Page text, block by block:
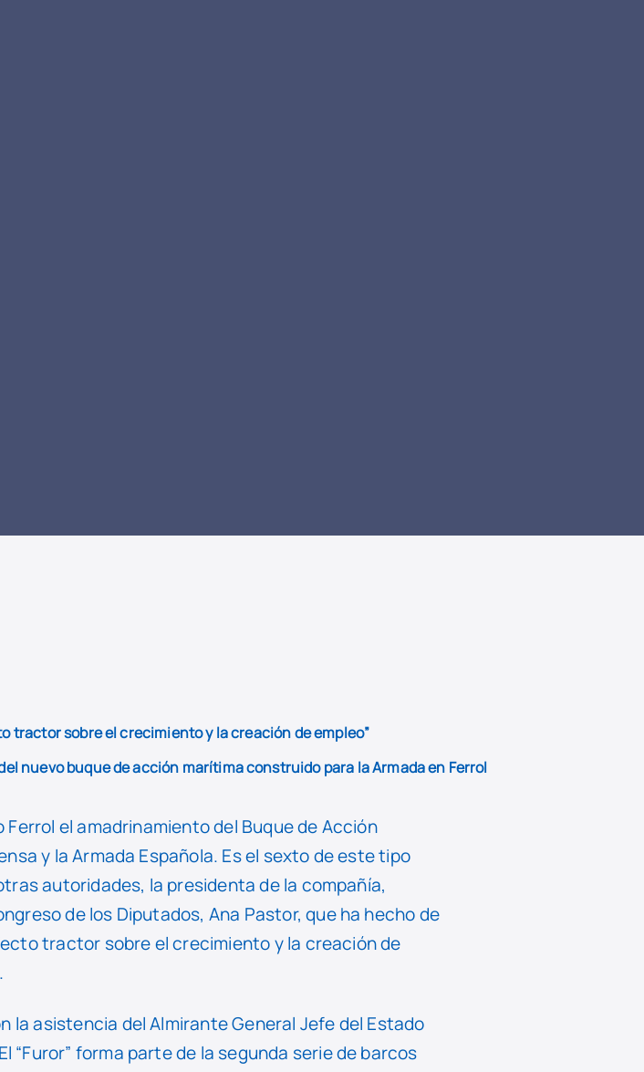
tractor sobre el crecimiento y la creación de empleo”
nuevo buque de acción marítima construido para la Armada en Ferrol
el amadrinamiento del Buque de Acción
y la Armada Española. Es el sexto de este tipo
autoridades, la presidenta de la compañía,
de los Diputados, Ana Pastor, que ha hecho de
tractor sobre el crecimiento y la creación de
la asistencia del Almirante General Jefe del Estado
“Furor” forma parte de la segunda serie de barcos